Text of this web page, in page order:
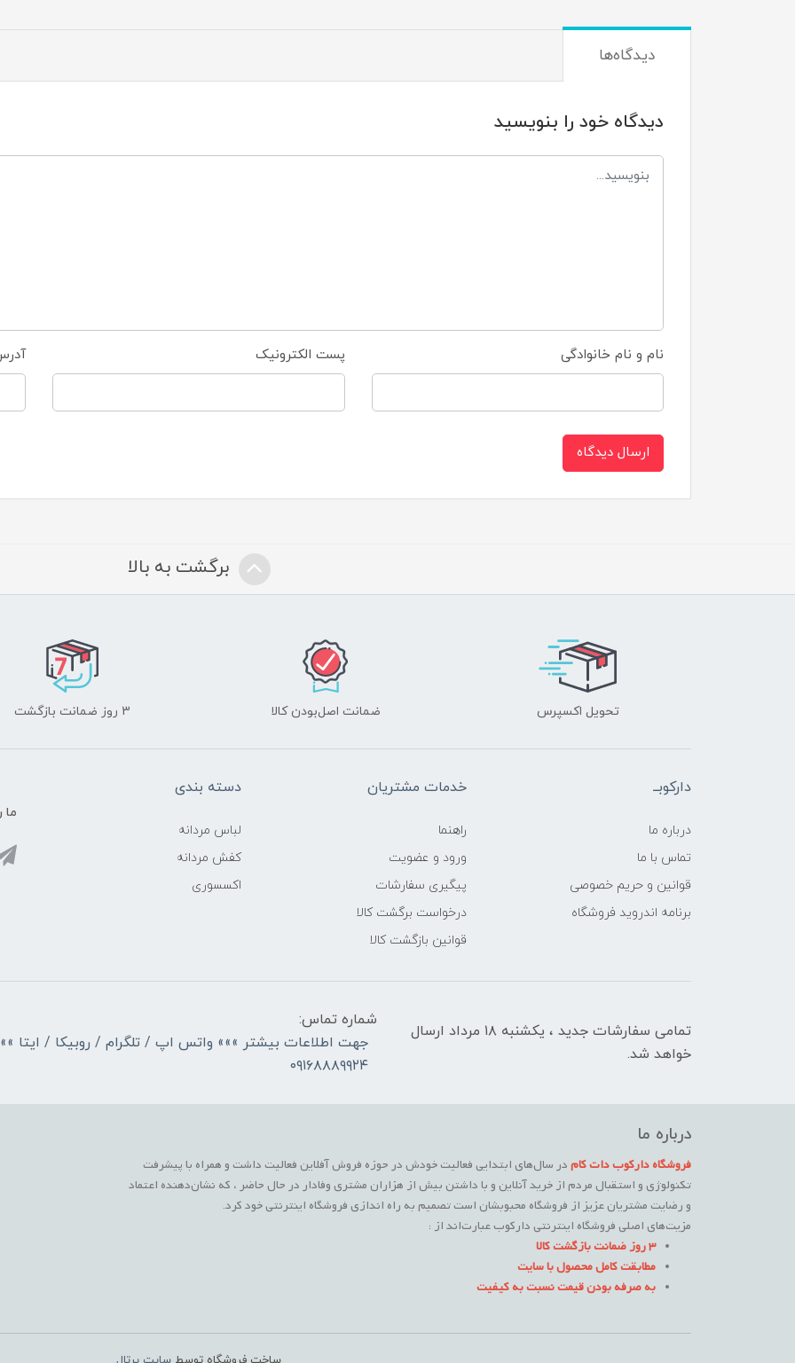
دیدگاه‌ها
دیدگاه خود را بنویسید
نام و نام خانوادگی پست الکترونیک
ارسال دیدگاه
برگشت به بالا
تحویل اکسپرس ضمانت اصل‌بودن کالا 3 روز ضمانت بازگشت
دارکوبــ
درباره ما
تماس با ما
قوانین و حریم خصوصی
برنامه اندروید فروشگاه
خدمات مشتریان
راهنما
ورود و عضویت
پیگیری سفارشات
درخواست برگشت کالا
قوانین بازگشت کالا
دسته بندی
لباس مردانه
کفش مردانه
اکسسوری
ما
تمامی سفارشات جدید ، یکشنبه ۱۸ مرداد ارسال
خواهد شد.
شماره تماس:
جهت اطلاعات بیشتر »»» واتس اپ / تلگرام / روبیکا / ایتا »»
۰۹۱۶۸۸۸۹۹۲۴
درباره ما
فروشگاه دارکوب دات کامدر سال‌های ابتدایی فعالیت خودش در حوزه فروش آفلاین فعالیت داشت و همراه با پیشرفت
تکنولوژی و استقبال مردم از خرید آنلاین و با داشتن بیش از هزاران مشتری وفادار در حال حاضر ، که نشان‌دهنده اعتماد
و رضایت مشتریان عزیز از فروشگاه محبوبشان است تصمیم به راه اندازی فروشگاه اینترنتی خود کرد.
مزیت‌های اصلی فروشگاه اینترنتی دارکوب عبارت‌اند از :
3 روز ضمانت بازگشت کالا
مطابقت کامل محصول با سایت
به صرفه بودن قیمت نسبت به کیفیت